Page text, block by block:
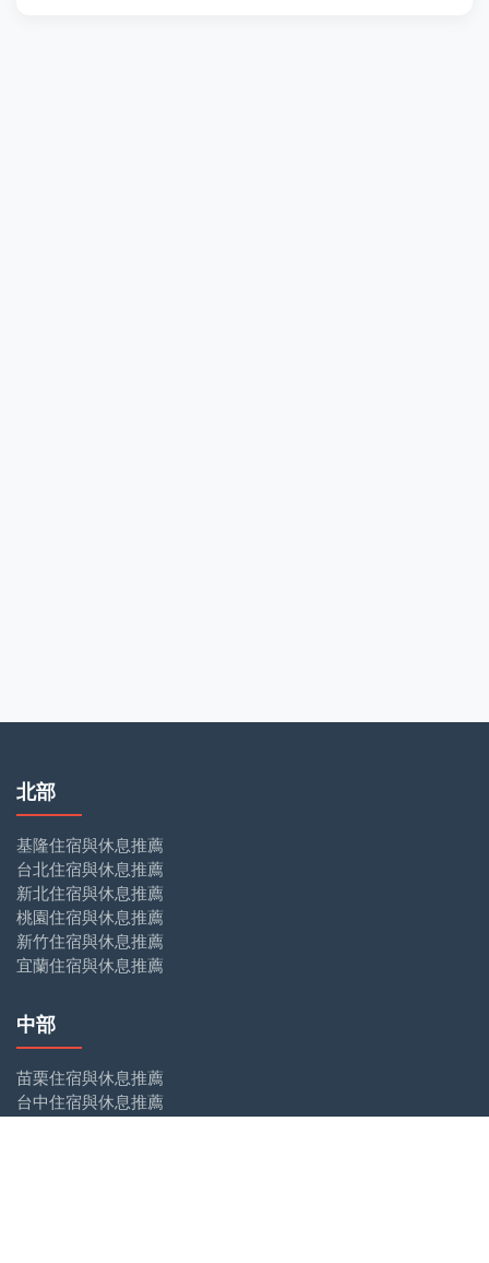
北部
基隆住宿與休息推薦
台北住宿與休息推薦
新北住宿與休息推薦
桃園住宿與休息推薦
新竹住宿與休息推薦
宜蘭住宿與休息推薦
中部
苗栗住宿與休息推薦
台中住宿與休息推薦